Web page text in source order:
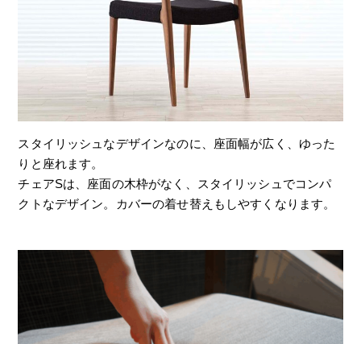
スタイリッシュなデザインなのに、座面幅が広く、ゆった
りと座れます。
チェアSは、座面の木枠がなく、スタイリッシュでコンパ
クトなデザイン。カバーの着せ替えもしやすくなります。